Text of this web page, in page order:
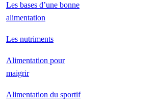
Les bases d’une bonne
alimentation
Les nutriments
Alimentation pour
maigrir
Alimentation du sportif